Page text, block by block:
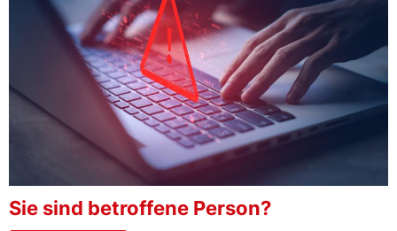
Sie sind betroffene Person?